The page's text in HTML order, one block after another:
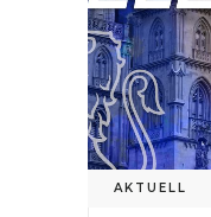
AKTUELL